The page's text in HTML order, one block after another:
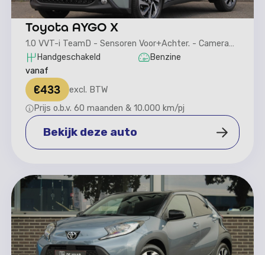
Toyota AYGO X
1.0 VVT-i TeamD - Sensoren Voor+Achter. - Camera
achterHandgeschakeld
Benzine
vanaf
€433
excl. BTW
Prijs o.b.v. 60 maanden & 10.000 km/pj
Bekijk deze auto